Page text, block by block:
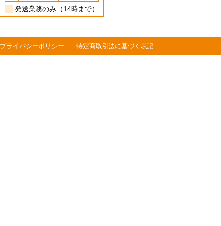
発送業務のみ（14時まで）
プライバシーポリシー 特定商取引法に基づく表記